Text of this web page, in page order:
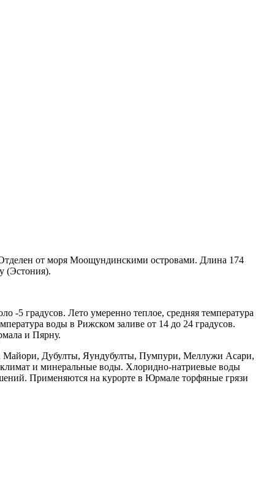
от моря Моощундинскими островами. Длина 174
(Эстония).
-5 градусов. Лето умеренно теплое, средняя температура
воды в Рижском заливе от 14 до 24 градусов.
и Пярну.
Майори, Дубулты, Яундубулты, Пумпури, Меллужи Асари,
и минеральные воды. Хлоридно-натриевые воды
Применяются на курорте в Юрмале торфяные грязи